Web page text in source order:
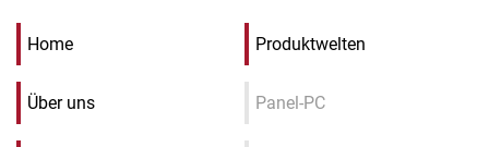
Home
Über uns
Produktwelten
Panel-PC